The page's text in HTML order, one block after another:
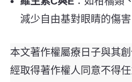
減少自由基對眼睛的傷害
本文著作權屬療日子與其
經取得著作權人同意不得